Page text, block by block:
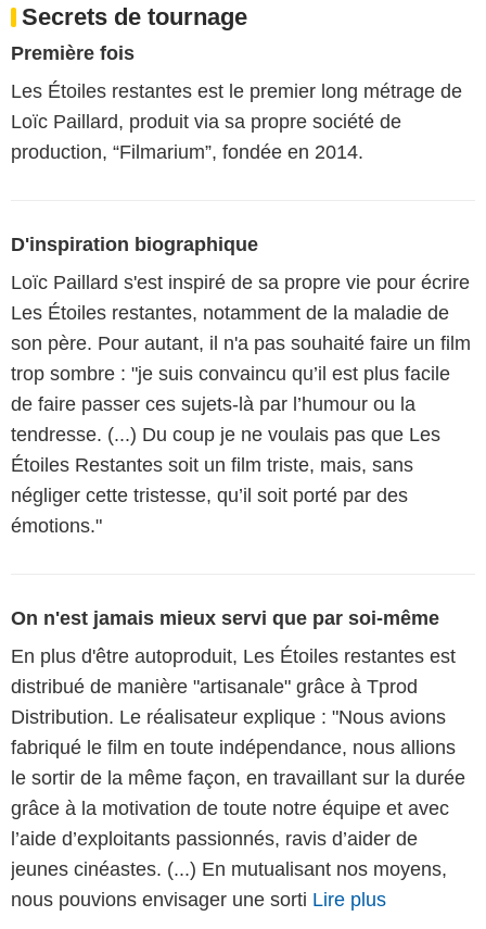
Secrets de tournage
Première fois
Les Étoiles restantes est le premier long métrage de
Loïc Paillard, produit via sa propre société de
production, “Filmarium”, fondée en 2014.
D'inspiration biographique
Loïc Paillard s'est inspiré de sa propre vie pour écrire
Les Étoiles restantes, notamment de la maladie de
son père. Pour autant, il n'a pas souhaité faire un film
trop sombre : "je suis convaincu qu’il est plus facile
de faire passer ces sujets-là par l’humour ou la
tendresse. (...) Du coup je ne voulais pas que Les
Étoiles Restantes soit un film triste, mais, sans
négliger cette tristesse, qu’il soit porté par des
émotions."
On n'est jamais mieux servi que par soi-même
En plus d'être autoproduit, Les Étoiles restantes est
distribué de manière "artisanale" grâce à Tprod
Distribution. Le réalisateur explique : "Nous avions
fabriqué le film en toute indépendance, nous allions
le sortir de la même façon, en travaillant sur la durée
grâce à la motivation de toute notre équipe et avec
l’aide d’exploitants passionnés, ravis d’aider de
jeunes cinéastes. (...) En mutualisant nos moyens,
nous pouvions envisager une sorti Lire plus